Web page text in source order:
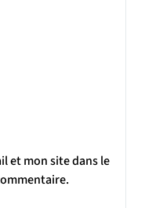
et mon site dans le